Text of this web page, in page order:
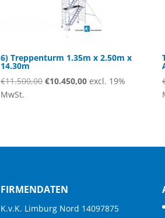
6) Treppenturm 1.35m x 2.50m x
14.30m
€11.500,00Ursprünglicher
€10.450,00Aktueller
excl. 19%
MwSt.
FIRMENDATEN
K.v.K. Limburg Nord 14097875